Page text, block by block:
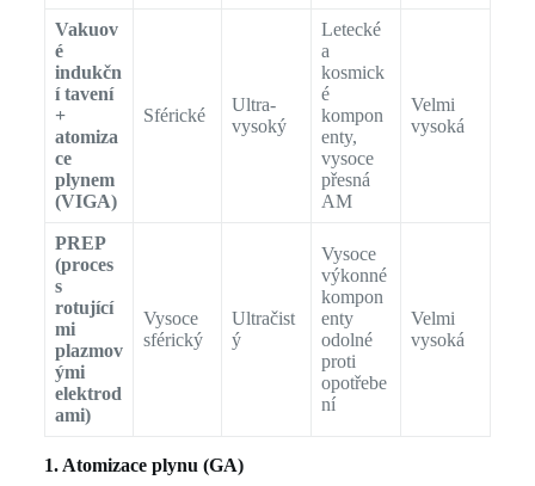
Vakuov
é
indukčn
í tavení
+
atomiza
ce
plynem
(VIGA)
Sférické
Ultra-
vysoký
Letecké
a
kosmick
é
kompon
enty,
vysoce
přesná
AM
Velmi
vysoká
PREP
(proces
s
rotující
mi
plazmov
ými
elektrod
ami)
Vysoce
sférický
Ultračist
ý
Vysoce
výkonné
kompon
enty
odolné
proti
opotřebe
ní
Velmi
vysoká
1. Atomizace plynu (GA)